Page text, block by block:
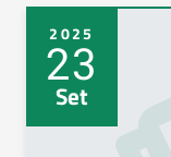
2025
23
Set